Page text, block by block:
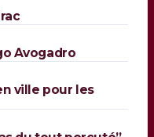
Avogadro
ville pour les